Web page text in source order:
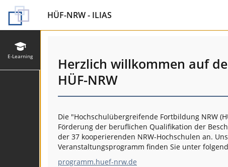
HÜF-NRW - ILIAS
E-Learning
Herzlich willkommen auf
HÜF-NRW
Die "Hochschulübergreifende Fortbildung NRW
Förderung der beruflichen Qualifikation der
der 37 kooperierenden NRW-Hochschulen an.
Veranstaltungsprogramm finden Sie unter
programm.huef-nrw.de